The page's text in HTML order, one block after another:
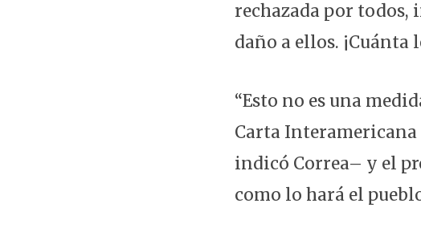
rechazada por todos,
daño a ellos. ¡Cuánta
“Esto no es una
Carta Interamericana
indicó Correa– y el
como lo hará el